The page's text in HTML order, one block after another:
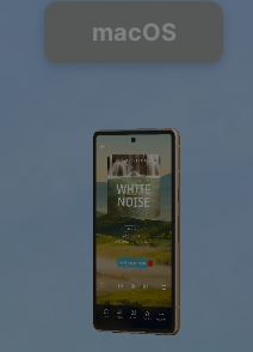
macOS